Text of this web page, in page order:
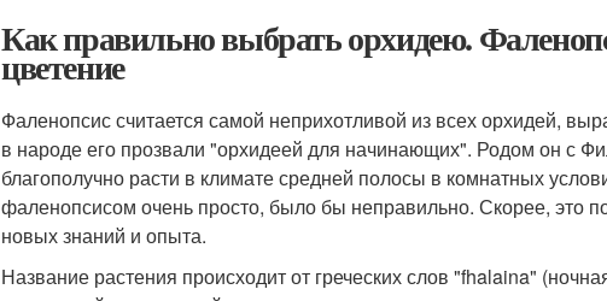
Как правильно выбрать орхидею.
цветение
Фаленопсис считается самой неприхотливой из всех орхидей,
в народе его прозвали "орхидеей для начинающих". Родом он с
благополучно расти в климате средней полосы в комнатных
фаленопсисом очень просто, было бы неправильно. Скорее, это
новых знаний и опыта.
Название растения происходит от греческих слов "fhalaina"